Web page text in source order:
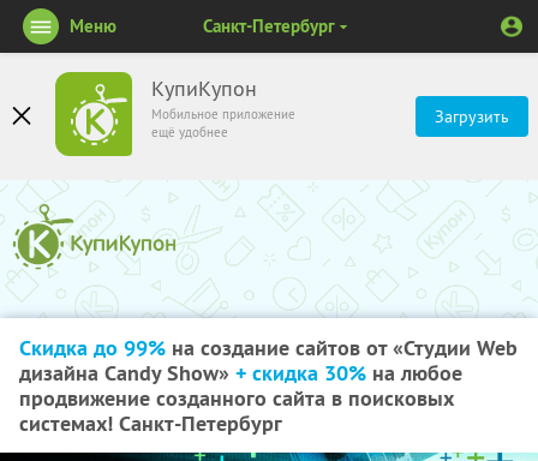
КупиКупон
Мобильное приложение
ещё удобнее
Загрузить
Меню Санкт-Петербург
Скидка до 99% на создание сайтов от «Студии Web
дизайна Candy Show» + скидка 30% на любое
продвижение созданного сайта в поисковых
системах! Санкт-Петербург